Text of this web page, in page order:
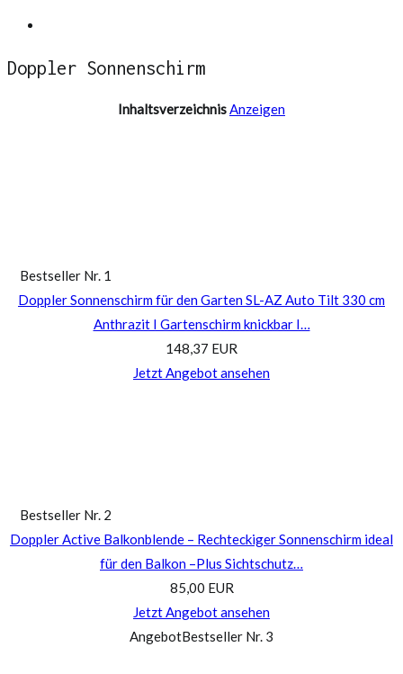
Springe
Inhalt
Doppler Sonnenschirm
InhaltsverzeichnisAnzeigen
Bestseller Nr. 1
Doppler Sonnenschirm für den Garten SL-AZ Auto Tilt 330 cm
Anthrazit I Gartenschirm knickbar I…
148,37 EUR
Jetzt Angebot ansehen
Bestseller Nr. 2
Doppler Active Balkonblende – Rechteckiger Sonnenschirm ideal
für den Balkon –Plus Sichtschutz…
85,00 EUR
Jetzt Angebot ansehen
AngebotBestseller Nr. 3